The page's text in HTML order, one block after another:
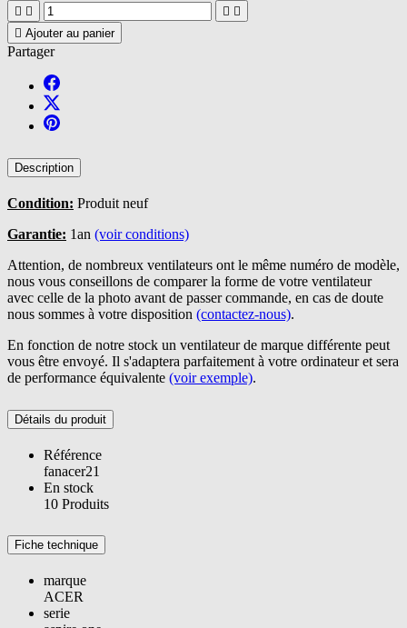
   
 Ajouter au panier
Partager
Description
Condition: Produit neuf
Garantie: 1an (voir conditions)
Attention, de nombreux ventilateurs ont le même numéro de modèle,
nous vous conseillons de comparer la forme de votre ventilateur
avec celle de la photo avant de passer commande, en cas de doute
nous sommes à votre disposition (contactez-nous).
En fonction de notre stock un ventilateur de marque différente peut
vous être envoyé. Il s'adaptera parfaitement à votre ordinateur et sera
de performance équivalente (voir exemple).
Détails du produit
Référence
fanacer21
En stock
10 Produits
Fiche technique
marque
ACER
serie